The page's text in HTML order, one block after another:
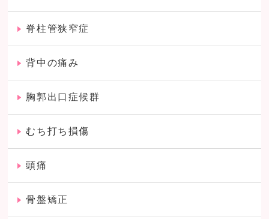
脊柱管狭窄症
背中の痛み
胸郭出口症候群
むち打ち損傷
頭痛
骨盤矯正